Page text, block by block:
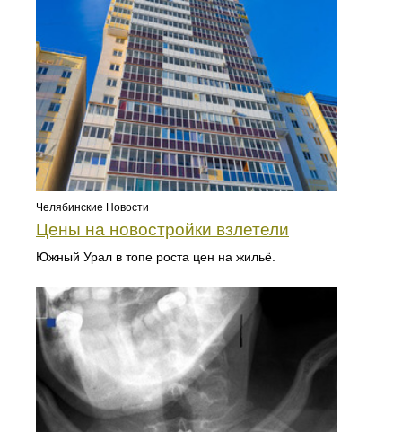
Челябинские Новости
Цены на новостройки взлетели
Южный Урал в топе роста цен на жильё.